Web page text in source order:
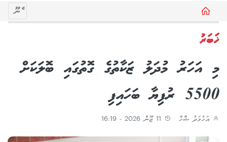
މެނޫ
ޚަބަރު
މި އަހަރު މުދަލު ޒަކާތުގެ ގޮތުގައި ބޮލަކަށް
5500 ރުފިޔާ ބަހައިފި
އަހުމަދު ޝާހް